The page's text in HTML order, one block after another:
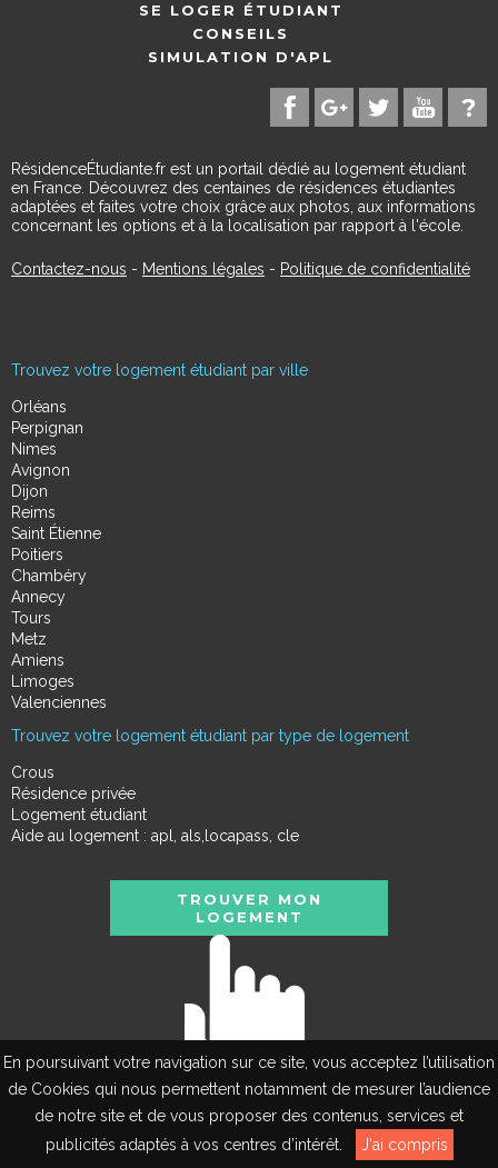
En poursuivant votre navigation sur ce site, vous acceptez l’utilisation
de Cookies qui nous permettent notamment de mesurer l’audience
de notre site et de vous proposer des contenus, services et
publicités adaptés à vos centres d’intérêt.
J'ai compris
SE LOGER ÉTUDIANT
CONSEILS
SIMULATION D'APL
RésidenceÉtudiante.fr est un portail dédié au logement étudiant
en France. Découvrez des centaines de résidences étudiantes
adaptées et faites votre choix grâce aux photos, aux informations
concernant les options et à la localisation par rapport à l'école.
Contactez-nous - Mentions légales - Politique de confidentialité
Trouvez votre logement étudiant par ville
Orléans
Perpignan
Nimes
Avignon
Dijon
Reims
Saint Étienne
Poitiers
Chambéry
Annecy
Tours
Metz
Amiens
Limoges
Valenciennes
Trouvez votre logement étudiant par type de logement
Crous
Résidence privée
Logement étudiant
Aide au logement : apl, als,locapass, cle
TROUVER MON
LOGEMENT